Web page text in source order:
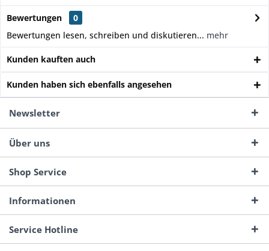
Bewertungen
0
Bewertungen lesen, schreiben und diskutieren... mehr
Kunden kauften auch
Kunden haben sich ebenfalls angesehen
Newsletter
Über uns
Shop Service
Informationen
Service Hotline